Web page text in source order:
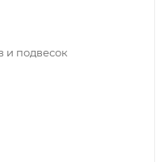
и подвесок